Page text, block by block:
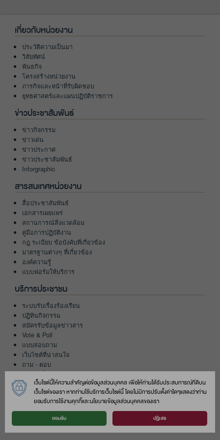
เกี่ยวกับหน่วยงาน
ประวัติความเป็นมา
วิสัยทัศน์
พันธกิจ
โครงสร้างหน่วยงาน
ภารกิจและหน้าที่รับผิดชอบ
ยุทธศาสตร์และแผนปฏิบัติราชการ
ข่าวประชาสัมพันธ์
ข่าวกิจกรรม
ข่าวเด่น
ข่าวประกาศ
ข่าวประชาสัมพันธ์
Inforgraphic
สารสนเทศหน่วยงาน
สื่อประชาสัมพันธ์
เอกสารเผยแพร่
สถานการณ์สิ่งแวดล้อม
คู่มือการปฏิบัติงาน
กฎ ระเบียบ ข้อบังคับที่เกี่ยวข้อง
มาตรฐานต่างๆ ที่เกี่ยวข้อง
องค์ความรู้
แบบฟอร์มให้บริการ
บริการประชาชน
ระบบรับเรื่องร้องเรียน
ปฏิทินกิจกรรม
สมัครรับข้อมูลข่าวสาร
Vote & Poll
แบบสอบถาม
เว็บไซต์ที่น่าสนใจ
ถาม - ตอบ
คำถามที่พบบ่อย
ติดต่อเรา
เส้นทางการเดินทาง
เว็บไซต์นี้ให้ความสำคัญต่อข้อมูลส่วนบุคคล เพื่อให้ท่านได้รับประสบการณ์ที่ดีบน
เว็บไซต์ของเรา หากท่านใช้บริการเว็บไซต์นี้ โดยไม่มีการปรับตั้งค่าใดๆแสดงว่าท่าน
ยอมรับการใช้งานคุกกี้และนโยบายข้อมูลส่วนบุคคลของเรา
ยอมรับ ปฏิเสธ